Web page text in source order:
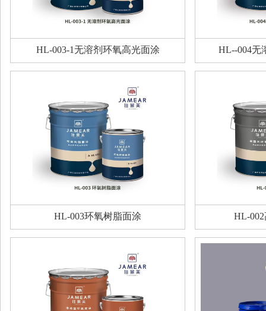
HL-003-1无溶剂环氧高光面涂 HL--004无
HL-003环氧树脂面涂 HL-